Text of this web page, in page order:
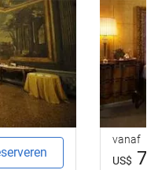
vanaf
US$ 79